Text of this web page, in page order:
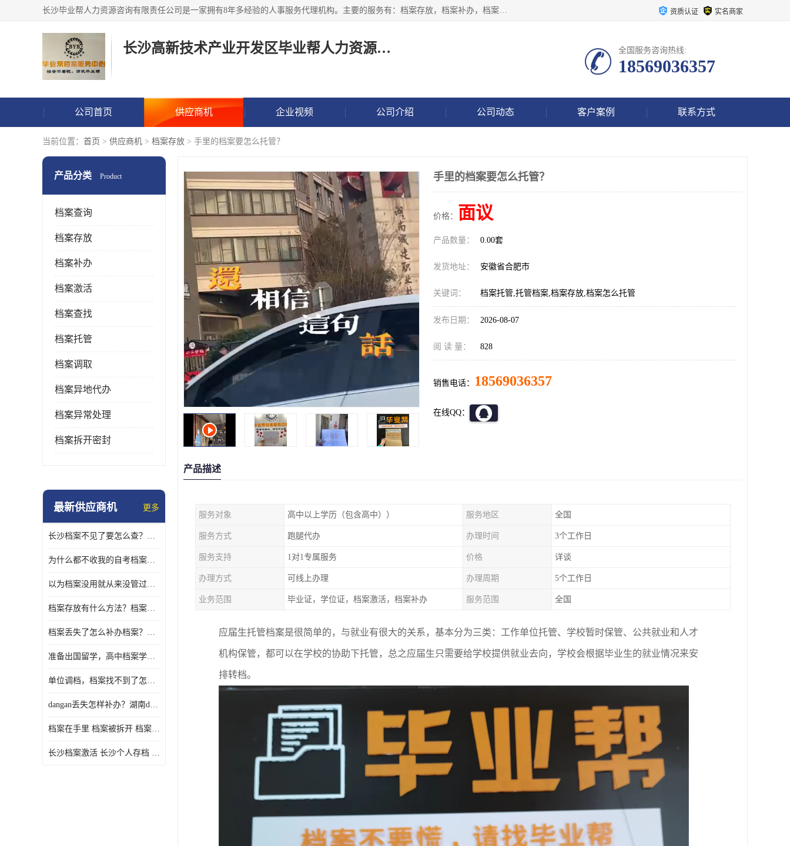
长沙毕业帮人力资源咨询有限责任公司是一家拥有8年多经验的人事服务代理机构。主要的服务有：档案存放，档案补办，档案激活，档案查询，档案查找，档案托管，档案调取，档案异地代办，档案异常处理 等；提供毕业档案处理、人事档案服务、商务代理代办、个人档案等服务，同时办事过程全程与客户沟通，确保真实、安全、可靠！ 资质认证 实名商家
长沙高新技术产业开发区毕业帮人力资源咨询有限责任公司 全国服务咨询热线:
18569036357
公司首页 供应商机 企业视频 公司介绍 公司动态 客户案例 联系方式
当前位置： 首页 > 供应商机 > 档案存放 > 手里的档案要怎么托管？
产品分类 Product
档案查询
档案存放
档案补办
档案激活
档案查找
档案托管
档案调取
档案异地代办
档案异常处理
档案拆开密封
最新供应商机 更多
长沙档案不见了要怎么查？档案查询 档案补办
为什么都不收我的自考档案？自考档案怎么存档？
以为档案没用就从来没管过，现在要用档案该怎么办？
档案存放有什么方法？档案在手里为什么不能用
档案丢失了怎么补办档案？湖南档案补办 档案补办方法
准备出国留学，高中档案学校发给我了怎么办？
单位调档，档案找不到了怎么办？
dangan丢失怎样补办？湖南dangan丢失补办流程介绍！
档案在手里 档案被拆开 档案补办 档案问题一站式服务
长沙档案激活 长沙个人存档 长沙档案存档
手里的档案要怎么托管？
价格： 面议
产品数量： 0.00套
发货地址： 安徽省合肥市
关键词： 档案托管,托管档案,档案存放,档案怎么托管
发布日期： 2026-08-07
阅 读 量： 828
销售电话： 18569036357
在线QQ：
产品描述
服务对象 高中以上学历（包含高中）） 服务地区 全国
服务方式 跑腿代办 办理时间 3个工作日
服务支持 1对1专属服务 价格 详谈
办理方式 可线上办理 办理周期 5个工作日
业务范围 毕业证，学位证，档案激活，档案补办 服务范围 全国
应届生托管档案是很简单的，与就业有很大的关系，基本分为三类：工作单位托管、学校暂时保管、公共就业和人才
机构保管，都可以在学校的协助下托管，总之应届生只需要给学校提供就业去向，学校会根据毕业生的就业情况来安
排转档。